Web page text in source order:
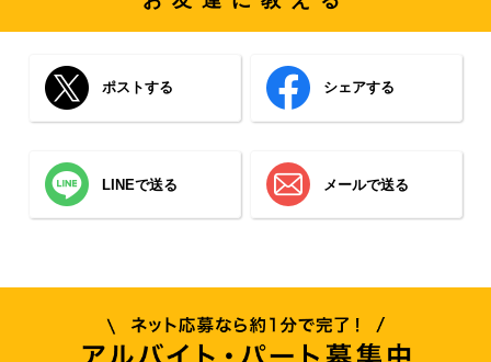
ポストする シェアする
LINEで送る メールで送る